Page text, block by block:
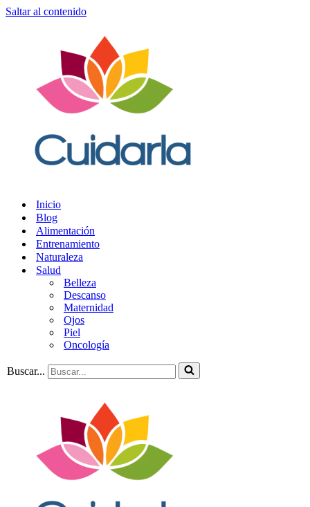
Saltar al contenido
Inicio
Blog
Alimentación
Entrenamiento
Naturaleza
Salud
Belleza
Descanso
Maternidad
Ojos
Piel
Oncología
Buscar...